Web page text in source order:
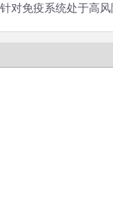
对免疫系统处于高